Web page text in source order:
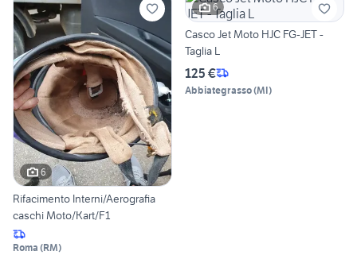
6
Rifacimento Interni/Aerografia
caschi Moto/Kart/F1
Roma (RM)
6
Casco Jet Moto HJC FG-JET -
Taglia L
125 €
Abbiategrasso(MI)